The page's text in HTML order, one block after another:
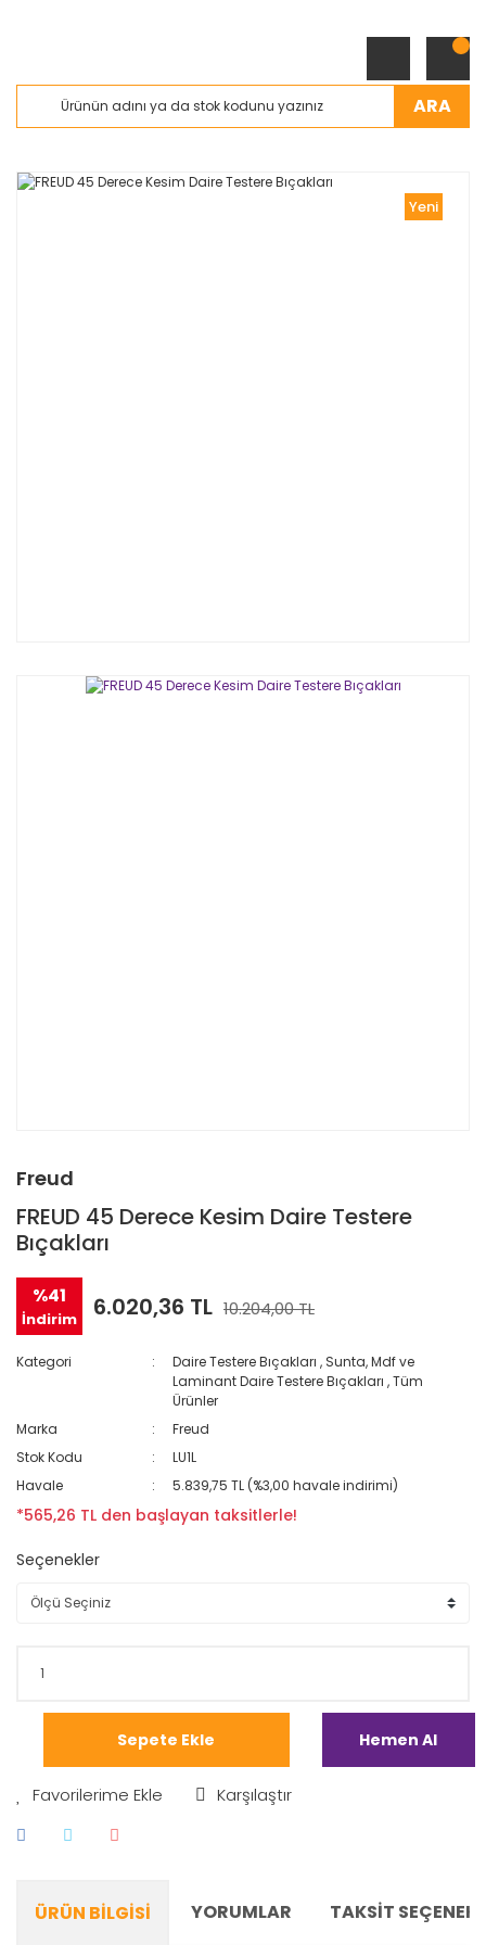
ARA
Yeni
Freud
FREUD 45 Derece Kesim Daire Testere
Bıçakları
%41
İndirim 6.020,36 TL 10.204,00 TL
Kategori Daire Testere Bıçakları , Sunta, Mdf ve
Laminant Daire Testere Bıçakları ,Tüm
Ürünler
Marka
Freud
Stok Kodu
LU1L
Havale
5.839,75 TL (%3,00 havale indirimi)
*565,26 TL den başlayan taksitlerle!
Seçenekler
Sepete Ekle Hemen Al
Karşılaştır
ÜRÜN BILGISI YORUMLAR TAKSIT